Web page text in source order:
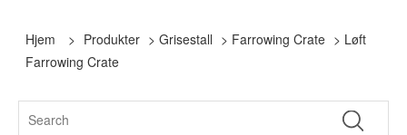
Hjem > Produkter >Grisestall > Farrowing Crate > Løft
Farrowing Crate